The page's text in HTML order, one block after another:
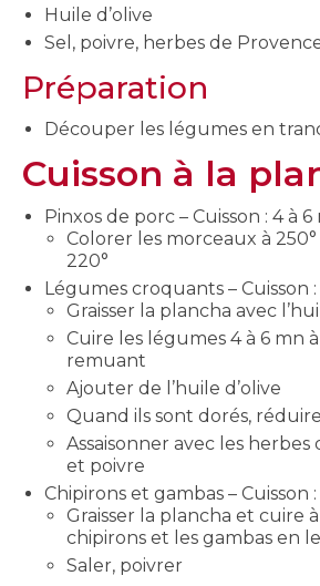
Huile d’olive
Sel, poivre, herbes de
Préparation
Découper les légumes en
Cuisson à la
Pinxos de porc – Cuisson : 4 à 6
Colorer les morceaux à
220°
Légumes croquants – Cuisson :
Graisser la plancha avec
Cuire les légumes 4 à 6 mn
remuant
Ajouter de l’huile d’olive
Quand ils sont dorés,
Assaisonner avec les herbes
et poivre
Chipirons et gambas – Cuisson
Graisser la plancha et cuire
chipirons et les gambas en
Saler, poivrer